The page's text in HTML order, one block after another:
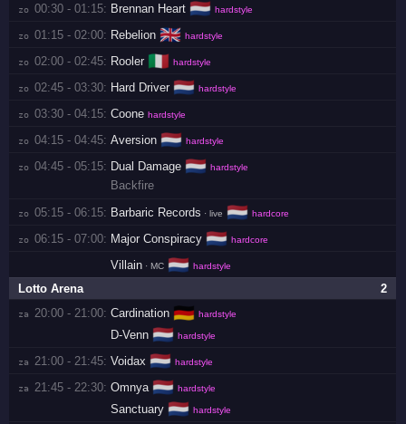
zo 00:30 - 01:15: Brennan Heart 🇳🇱 hardstyle
zo 01:15 - 02:00: Rebelion 🇬🇧 hardstyle
zo 02:00 - 02:45: Rooler 🇮🇹 hardstyle
zo 02:45 - 03:30: Hard Driver 🇳🇱 hardstyle
zo 03:30 - 04:15: Coone hardstyle
zo 04:15 - 04:45: Aversion 🇳🇱 hardstyle
zo 04:45 - 05:15: Dual Damage 🇳🇱 hardstyle
Backfire
zo 05:15 - 06:15: Barbaric Records · live 🇳🇱 hardcore
zo 06:15 - 07:00: Major Conspiracy 🇳🇱 hardcore
Villain · MC 🇳🇱 hardstyle
2
Lotto Arena
za 20:00 - 21:00: Cardination 🇩🇪 hardstyle
D-Venn 🇳🇱 hardstyle
za 21:00 - 21:45: Voidax 🇳🇱 hardstyle
za 21:45 - 22:30: Omnya 🇳🇱 hardstyle
Sanctuary 🇳🇱 hardstyle